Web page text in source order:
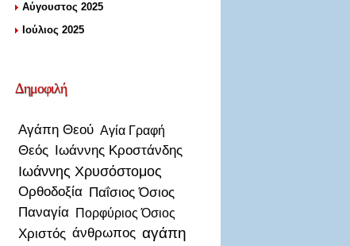
Αύγουστος 2025
Ιούλιος 2025
Δημοφιλή
Αγάπη Θεού Αγία Γραφή
Θεός Ιωάννης Κροστάνδης
Ιωάννης Χρυσόστομος
Ορθοδοξία Παΐσιος Όσιος
Παναγία Πορφύριος Όσιος
Χριστός άνθρωπος αγάπη